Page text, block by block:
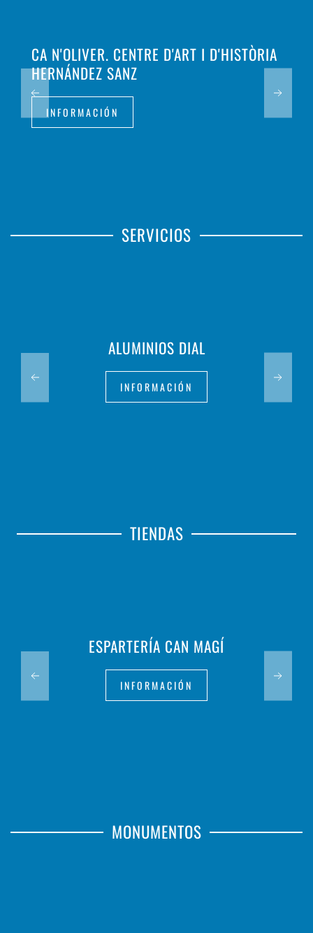
CA N'OLIVER. CENTRE D'ART I D'HISTÒRIA
HERNÁNDEZ SANZ
INFORMACIÓN
SERVICIOS
ALUMINIOS DIAL
INFORMACIÓN
TIENDAS
ESPARTERÍA CAN MAGÍ
INFORMACIÓN
MONUMENTOS